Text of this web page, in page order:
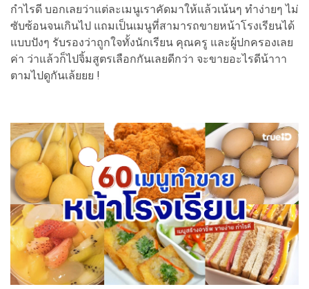
กำไรดี บอกเลยว่าแต่ละเมนูเราคัดมาให้แล้วเน้นๆ ทำง่ายๆ ไม่
ซับซ้อนจนเกินไป แถมเป็นเมนูที่สามารถขายหน้าโรงเรียนได้
แบบปังๆ รับรองว่าถูกใจทั้งนักเรียน คุณครู และผู้ปกครองเลย
ค่า ว่าแล้วก็ไปจิ้มสูตรเลือกกันเลยดีกว่า จะขายอะไรดีน้าาา
ตามไปดูกันเล้ยยย !